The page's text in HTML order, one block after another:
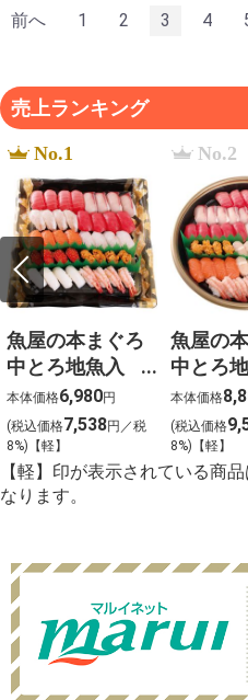
前へ 1 2 3 4
売上ランキング
No.1
魚屋の本まぐろ
中とろ地魚入
上生寿司 宴
（うたげ）わさ
び抜き【g-2】
本体価格6,980円
(税込価格7,538円／税
8%)【軽】
No.2
魚屋の
中とろ
上生寿
（こと
さび抜
本体価格
(税込価格
8%)【軽】
【軽】印が表示されている商
なります。